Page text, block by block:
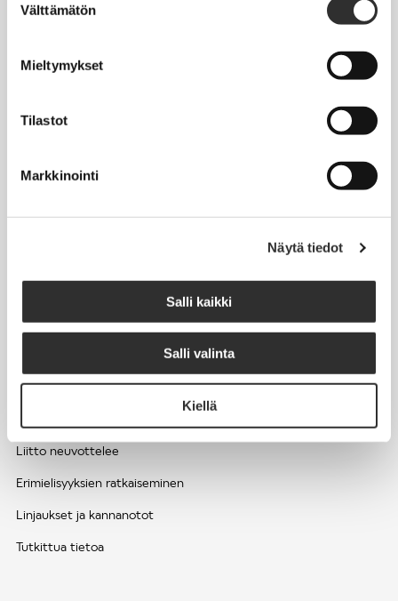
valinta
Välttämätön
Mieltymykset
Tilastot
Markkinointi
Näytä tiedot
Salli kaikki
Salli valinta
Kiellä
KirVESTES 2025-2028, KJTES sekä muut työ- ja
Palkkaus
Työttömyys ja lomautukset
Kesätyöntekijän työehdot ja palkkaus seurakuntien hengellisessä
EDUNVALVONTA
Liitto neuvottelee
Erimielisyyksien ratkaiseminen
Linjaukset ja kannanotot
Tutkittua tietoa